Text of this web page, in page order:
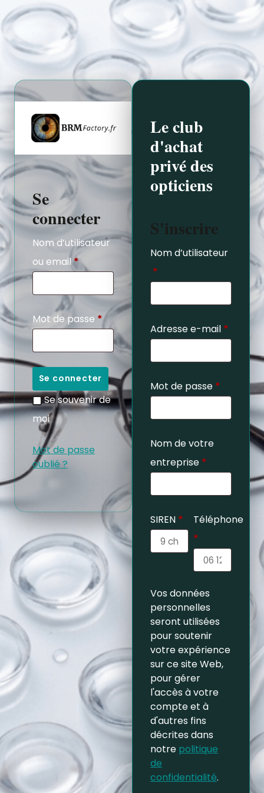
Se
connecter
Nom d’utilisateur
ou email*
Mot de passe *
Se connecter
Se souvenir de
moi
Mot de passe
oublié ?
Le club
d'achat
privé des
opticiens
S'inscrire
Nom d’utilisateur
*
Adresse e-mail *
Mot de passe *
Nom de votre
entreprise *
SIREN *
Téléphone
*
Vos données
personnelles
seront utilisées
pour soutenir
votre expérience
sur ce site Web,
pour gérer
l'accès à votre
compte et à
d'autres fins
décrites dans
notre politique
de
confidentialité.